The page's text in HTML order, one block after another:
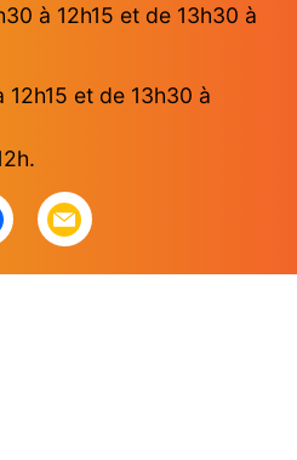
à 12h15 et de 13h30 à
et de 13h30 à